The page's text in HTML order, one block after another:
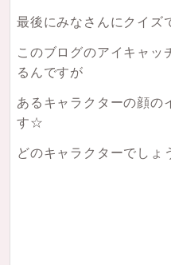
最後にみなさんにクイズ
このブログのアイキャッ
るんですが
あるキャラクターの顔の
す☆
どのキャラクターでしょ